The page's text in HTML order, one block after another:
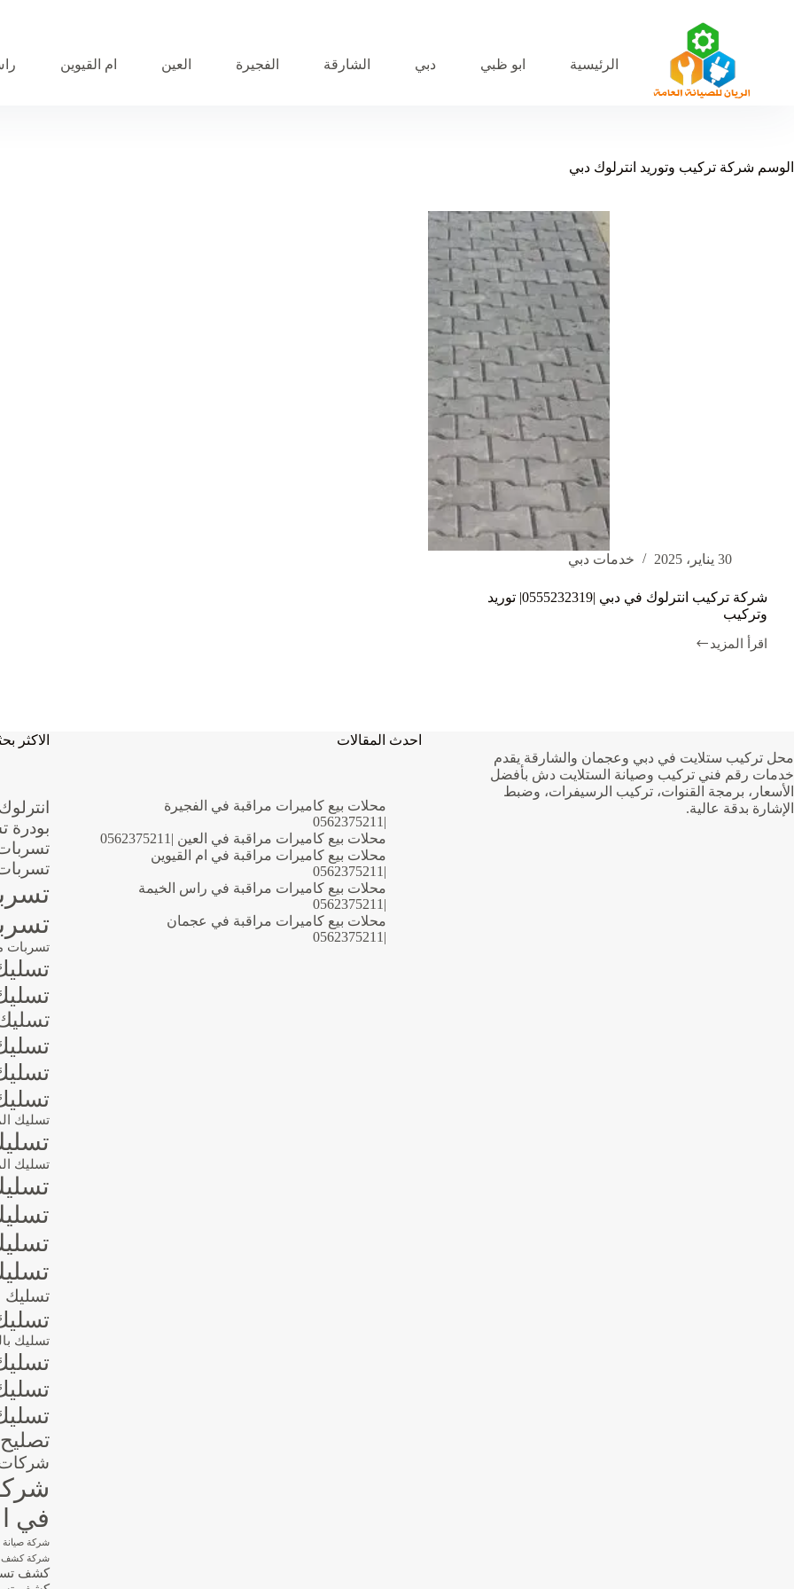
الرئيسية
ابو ظبي دبي الشارقة الفجيرة العين ام القيوين
الوسم شركة تركيب وتوريد انترلوك دبي
30 يناير، 2025 خدمات دبي
شركة تركيب انترلوك في دبي |0555232319| توريد
وتركيب
اقرأ المزيد
شركة
وتركيب
محل تركيب ستلايت في دبي وعجمان والشارقة يقدم
خدمات رقم فني تركيب وصيانة الستلايت دش بأفضل
الأسعار، برمجة القنوات، تركيب الرسيفرات، وضبط
الإشارة بدقة عالية.
احدث المقالات
محلات بيع كاميرات مراقبة في الفجيرة
|0562375211
محلات بيع كاميرات مراقبة في العين |0562375211
محلات بيع كاميرات مراقبة في ام القيوين
|0562375211
محلات بيع كاميرات مراقبة في راس الخيمة
|0562375211
محلات بيع كاميرات مراقبة في عجمان
|0562375211
الاكثر
بودرة
تسربات
تسربات
تسليك
تسليك
تسليك
تسليك
شركات
في
شركة
شركة كشف
كشف